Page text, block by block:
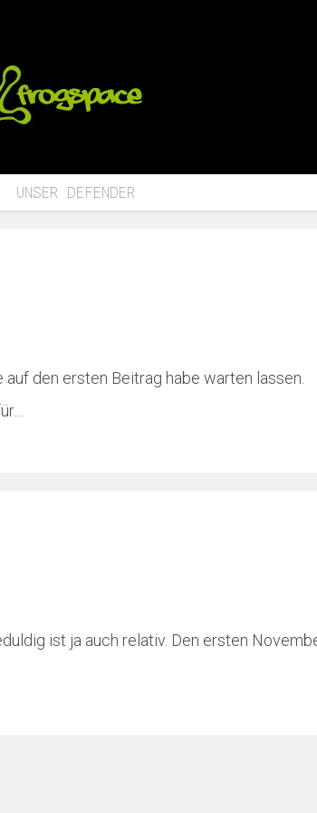
UNSER DEFENDER
den ersten Beitrag habe warten lassen.
ist ja auch relativ. Den ersten